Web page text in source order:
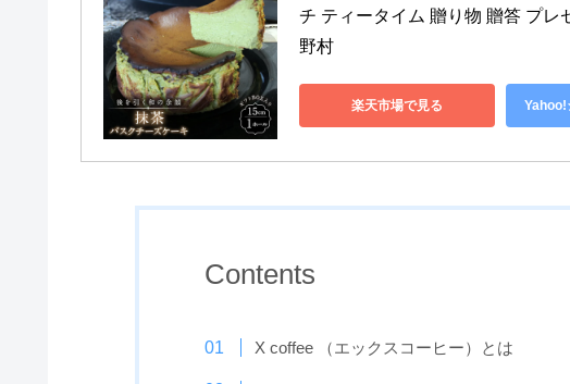
チ ティータイム 贈り物 贈答 プ
野村
楽天市場で見る Yahoo!
Contents
X coffee （エックスコーヒー）とは